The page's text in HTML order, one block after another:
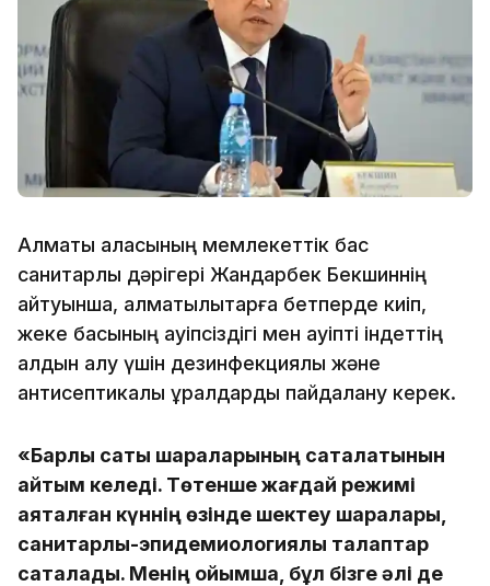
Алматы қаласының мемлекеттік бас
санитарлық дәрігері Жандарбек Бекшиннің
айтуынша, алматылықтарға бетперде киіп,
жеке басының қауіпсіздігі мен қауіпті індеттің
алдын алу үшін дезинфекциялық және
антисептикалық құралдарды пайдалану керек.
«Барлық сақтық шараларының сақталатынын
айтқым келеді. Төтенше жағдай режимі
аяқталған күннің өзінде шектеу шаралары,
санитарлық-эпидемиологиялық талаптар
сақталады. Менің ойымша, бұл бізге әлі де